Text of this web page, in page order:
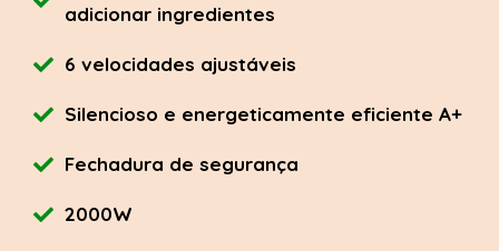
adicionar ingredientes
6 velocidades ajustáveis
Silencioso e energeticamente eficiente A+
Fechadura de segurança
2000W